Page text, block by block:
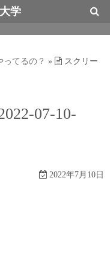
学
てるの？ »
スクリー
07-10-
2022年7月10日